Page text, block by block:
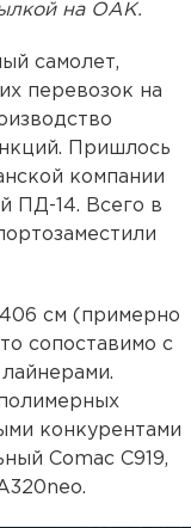
на ОАК.
самолет,
перевозок на
Пришлось
компании
ПД-14. Всего в
см (примерно
сопоставимо с
конкурентами
Comac C919,